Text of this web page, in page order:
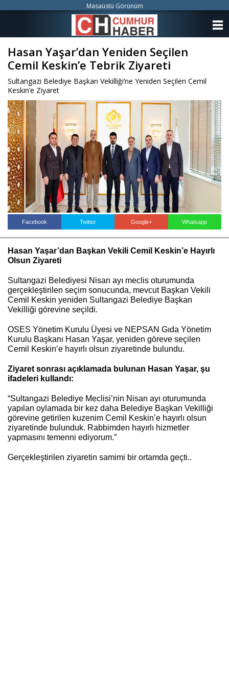
Hasan Yaşar’dan Yeniden Seçilen
Cemil Keskin’e Tebrik Ziyareti
Sultangazi Belediye Başkan Vekilliği’ne Yeniden Seçilen Cemil
Keskin’e Ziyaret
Facebook Twitter Google+ Whatsapp
Hasan Yaşar’dan Başkan Vekili Cemil Keskin’e Hayırlı
Olsun Ziyareti
Sultangazi Belediyesi Nisan ayı meclis oturumunda
gerçekleştirilen seçim sonucunda, mevcut Başkan Vekili
Cemil Keskin yeniden Sultangazi Belediye Başkan
Vekilliği görevine seçildi.
OSES Yönetim Kurulu Üyesi ve NEPSAN Gıda Yönetim
Kurulu Başkanı Hasan Yaşar, yeniden göreve seçilen
Cemil Keskin’e hayırlı olsun ziyaretinde bulundu.
Ziyaret sonrası açıklamada bulunan Hasan Yaşar, şu
ifadeleri kullandı:
“Sultangazi Belediye Meclisi’nin Nisan ayı oturumunda
yapılan oylamada bir kez daha Belediye Başkan Vekilliği
görevine getirilen kuzenim Cemil Keskin’e hayırlı olsun
ziyaretinde bulunduk. Rabbimden hayırlı hizmetler
yapmasını temenni ediyorum.”
Gerçekleştirilen ziyaretin samimi bir ortamda geçti..
Masaüstü Görünüm
KATEGORİLER
FOTO GALERİ
VİDEO GALERİ
KÜNYE
İLETİŞİM